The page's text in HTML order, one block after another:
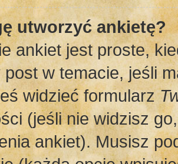
utworzyć ankietę?
ankiet jest proste,
w temacie, jeśli
widzieć formularz
(jeśli nie widzisz
ankiet). Musisz